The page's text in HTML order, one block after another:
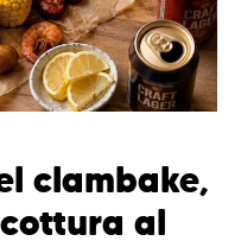
clambake,
al